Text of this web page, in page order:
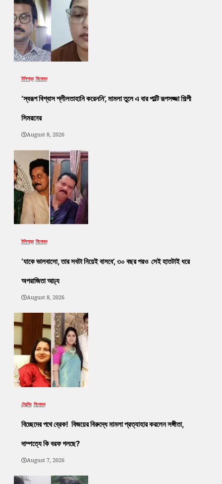
টলিপাড়া বিনোদন
‘স্বরূপ বিশ্বাস শ্লীলতাহানি করেননি’, মামলা তুলে এ বার পাল্টি রূপসজ্জা শিল্পী
সিমরনের
August 8, 2026
টলিপাড়া বিনোদন
‘যাকে ভালবাসো, তার সবটা নিয়েই বাসবে’, ৩০ বছর পরও সেই হাতটাই ধরে
অপরাজিতা আঢ্য
August 8, 2026
ট্রেন্ডিং বিনোদন
বিচ্ছেদের পথে ব্রেক! বিজয়ের বিরুদ্ধে মামলা প্রত্যাহার করলেন সঙ্গীতা,
দাম্পত্যে কি বরফ গলছে?
August 7, 2026